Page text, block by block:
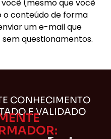
(mesmo que você
o conteúdo de forma
um e-mail que
questionamentos.
CONHECIMENTO
E VALIDADO